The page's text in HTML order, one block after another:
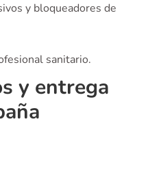
y bloqueadores de
sanitario.
y entrega